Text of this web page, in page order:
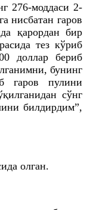
276-моддаси 2-
нисбатан гаров
қарордан бир
тез кўриб
доллар бериб
бунинг
гаров пулини
сўнг
билдирдим”,
олган.